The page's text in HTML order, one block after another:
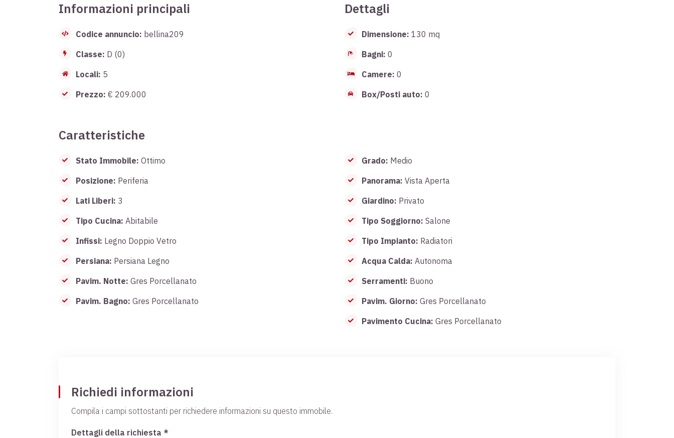
Informazioni principali
Codice annuncio: bellina209
Classe: D (0)
Locali: 5
Prezzo: € 209.000
Dettagli
Dimensione: 130 mq
Bagni: 0
Camere: 0
Box/Posti auto: 0
Caratteristiche
Stato Immobile: Ottimo
Posizione: Periferia
Lati Liberi: 3
Tipo Cucina: Abitabile
Infissi: Legno Doppio Vetro
Persiana: Persiana Legno
Pavim. Notte: Gres Porcellanato
Pavim. Bagno: Gres Porcellanato
Grado: Medio
Panorama: Vista Aperta
Giardino: Privato
Tipo Soggiorno: Salone
Tipo Impianto: Radiatori
Acqua Calda: Autonoma
Serramenti: Buono
Pavim. Giorno: Gres Porcellanato
Pavimento Cucina: Gres Porcellanato
Richiedi informazioni
Compila i campi sottostanti per richiedere informazioni su questo immobile.
Dettagli della richiesta *